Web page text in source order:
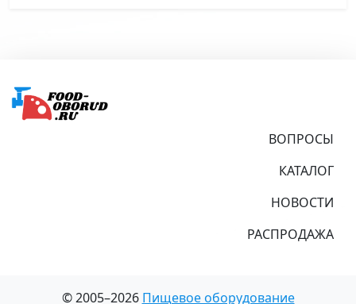
ВОПРОСЫ
КАТАЛОГ
НОВОСТИ
РАСПРОДАЖА
© 2005–2026 Пищевое оборудование